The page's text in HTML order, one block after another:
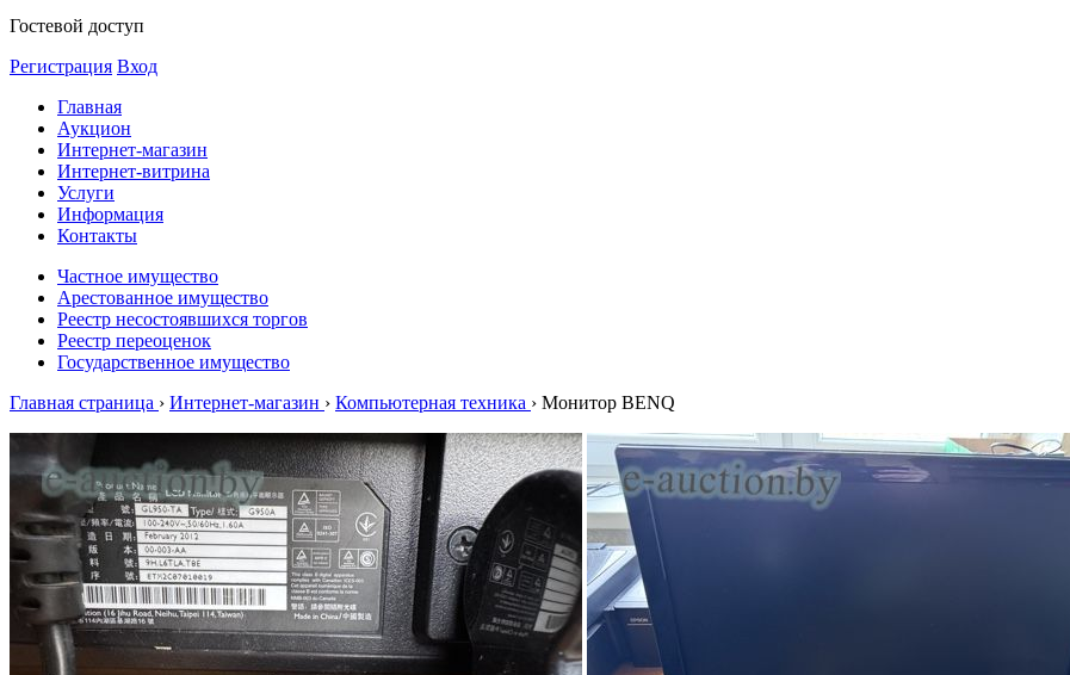
Гостевой доступ
Регистрация Вход
Главная
Аукцион
Интернет-магазин
Интернет-витрина
Услуги
Информация
Контакты
Частное имущество
Арестованное имущество
Реестр несостоявшихся торгов
Реестр переоценок
Государственное имущество
Главная страница › Интернет-магазин › Компьютерная техника › Монитор BENQ